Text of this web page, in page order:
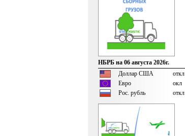
НБРБ на 06 августа 2026г.
Доллар США
откл
Евро
окл
Рос. рубль
откл